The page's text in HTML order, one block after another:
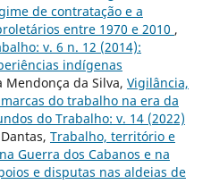
de contratação e a
entre 1970 e 2010 ,
v. 6 n. 12 (2014):
indígenas
Mendonça da Silva, Vigilância,
do trabalho na era da
do Trabalho: v. 14 (2022)
Trabalho, território e
Guerra dos Cabanos e na
e disputas nas aldeias de